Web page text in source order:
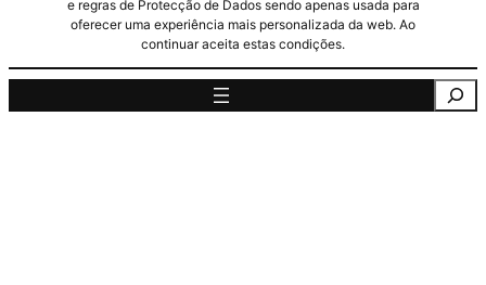
e regras de Protecção de Dados sendo apenas usada para
oferecer uma experiência mais personalizada da web. Ao
continuar aceita estas condições.